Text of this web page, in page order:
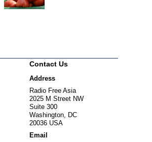
Contact Us
Address
Radio Free Asia
2025 M Street NW
Suite 300
Washington, DC
20036 USA
Email